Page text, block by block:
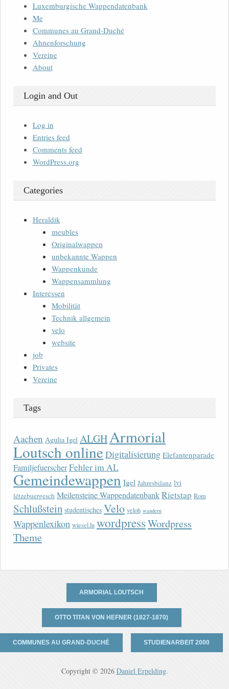
Luxemburgische Wappendatenbank
Me
Communes au Grand-Duché
Ahnenforschung
Vereine
About
Login and Out
Log in
Entries feed
Comments feed
WordPress.org
Categories
Heraldik
meubles
Originalwappen
unbekannte Wappen
Wappenkunde
Wappensammlung
Interessen
Mobilität
Technik allgemein
velo
website
job
Privates
Vereine
Tags
Aachen Agulia Igel ALGHArmorial
Loutsch onlineDigitalisierung Elefantenparade
FamiljefuerscherFehler im AL
Gemeindewappen Igel Jahresbilanz lvi
lëtzebuergesch Meilensteine WappendatenbankRietstap Rom
Schlußstein studentisches Velo veloh wandern
Wappenlexikon wiesel.lu wordpressWordpress
Theme
ARMORIAL LOUTSCH
OTTO TITAN VON HEFNER (1827-1870)
COMMUNES AU GRAND-DUCHÉ STUDIENARBEIT 2000
Copyright © 2026 Daniel Erpelding.